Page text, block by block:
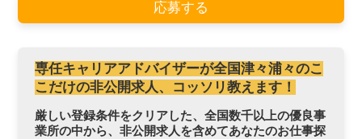
応募する
専任キャリアアドバイザーが全国津々浦々のこ
こだけの非公開求人、コッソリ教えます！
厳しい登録条件をクリアした、全国数千以上の優良事
業所の中から、非公開求人を含めてあなたのお仕事探